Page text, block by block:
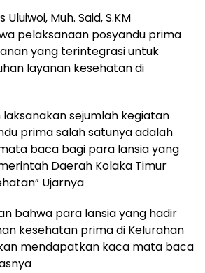
Muh. Said, S.KM
pelaksanaan posyandu prima
yang terintegrasi untuk
layanan kesehatan di
laksanakan sejumlah kegiatan
prima salah satunya adalah
baca bagi para lansia yang
Daerah Kolaka Timur
Ujarnya
bahwa para lansia yang hadir
kesehatan prima di Kelurahan
mendapatkan kaca mata baca